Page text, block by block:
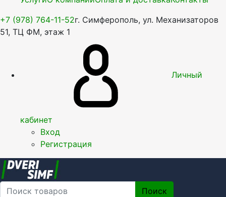
+7 (978) 764-11-52г. Симферополь, ул. Механизаторов
51, ТЦ ФМ, этаж 1
Личный
кабинет
Вход
Регистрация
Поиск